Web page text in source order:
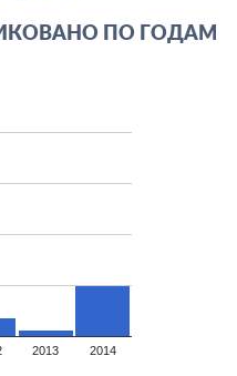
ПО ГОДАМ
2013 2014